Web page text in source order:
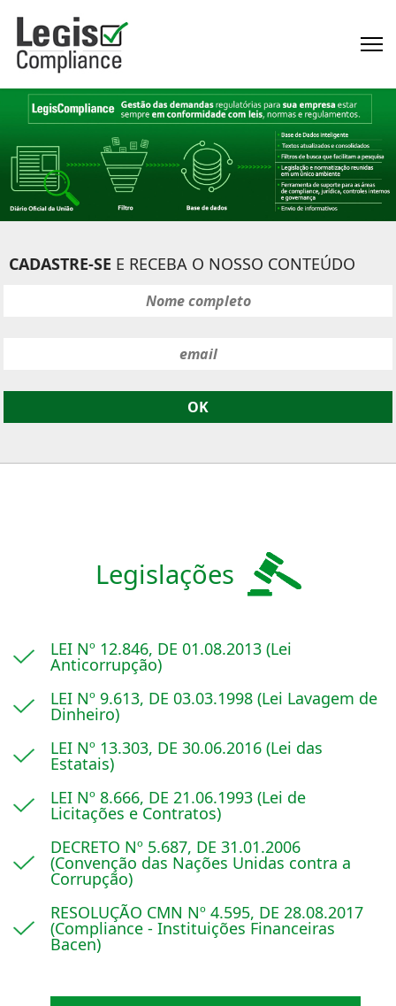
CADASTRE-SE E RECEBA O NOSSO CONTEÚDO
Legislações
LEI Nº 12.846, DE 01.08.2013 (Lei
Anticorrupção)
LEI Nº 9.613, DE 03.03.1998 (Lei Lavagem de
Dinheiro)
LEI Nº 13.303, DE 30.06.2016 (Lei das
Estatais)
LEI Nº 8.666, DE 21.06.1993 (Lei de
Licitações e Contratos)
DECRETO Nº 5.687, DE 31.01.2006
(Convenção das Nações Unidas contra a
Corrupção)
RESOLUÇÃO CMN Nº 4.595, DE 28.08.2017
(Compliance - Instituições Financeiras
Bacen)